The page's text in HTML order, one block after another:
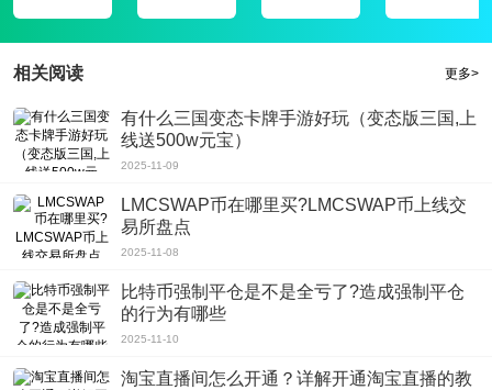
习软件，及时了解本校各方面的学习内容，实时掌握在手中，打造和谐美好的生
活环境，促进学生的学习成长。根据学生的学习能力定制合适的学习计划，加强
巩固锻炼学习，掌握学习技巧，从容应对学习困难。
相关阅读 更多>
有什么三国变态卡牌手游好玩（变态版三国,上
线送500w元宝）
2025-11-09
LMCSWAP币在哪里买?LMCSWAP币上线交
易所盘点
2025-11-08
比特币强制平仓是不是全亏了?造成强制平仓
的行为有哪些
2025-11-10
淘宝直播间怎么开通？详解开通淘宝直播的教